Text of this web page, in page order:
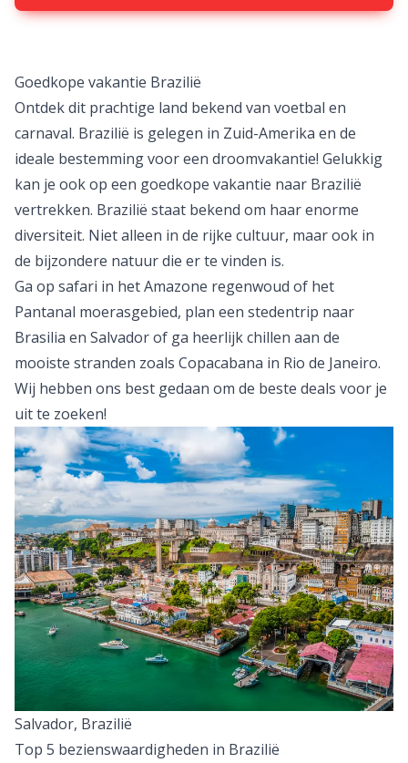
Goedkope vakantie Brazilië
Ontdek dit prachtige land bekend van voetbal en
carnaval. Brazilië is gelegen in Zuid-Amerika en de
ideale bestemming voor een droomvakantie! Gelukkig
kan je ook op een goedkope vakantie naar Brazilië
vertrekken. Brazilië staat bekend om haar enorme
diversiteit. Niet alleen in de rijke cultuur, maar ook in
de bijzondere natuur die er te vinden is.
Ga op safari in het Amazone regenwoud of het
Pantanal moerasgebied, plan een stedentrip naar
Brasilia en Salvador of ga heerlijk chillen aan de
mooiste stranden zoals Copacabana in Rio de Janeiro.
Wij hebben ons best gedaan om de beste deals voor je
uit te zoeken!
Salvador, Brazilië
Top 5 bezienswaardigheden in Brazilië